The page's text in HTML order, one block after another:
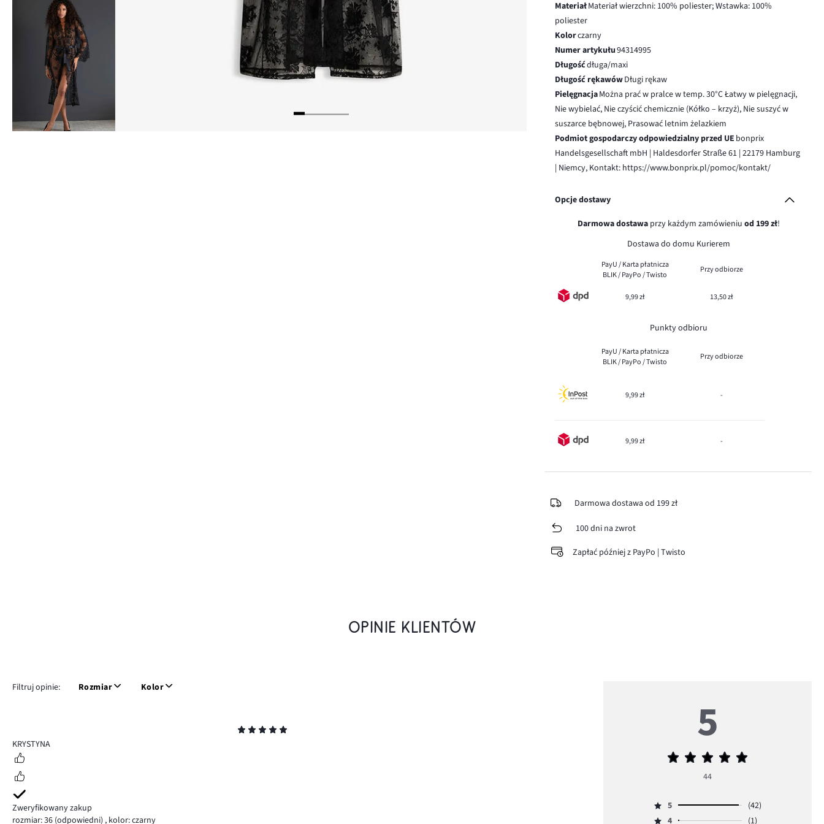
MateriałMateriał wierzchni: 100% poliester; Wstawka: 100%
poliester
Kolorczarny
Numer artykułu94314995
Długośćdługa/maxi
Długość rękawówDługi rękaw
PielęgnacjaMożna prać w pralce w temp. 30°C Łatwy w pielęgnacji,
Nie wybielać, Nie czyścić chemicznie (Kółko – krzyż), Nie suszyć w
suszarce bębnowej, Prasować letnim żelazkiem
Podmiot gospodarczy odpowiedzialny przed UE bonprix
Handelsgesellschaft mbH | Haldesdorfer Straße 61 | 22179 Hamburg
| Niemcy, Kontakt: https://www.bonprix.pl/pomoc/kontakt/
Opcje dostawy
Darmowa dostawaprzy każdym zamówieniu od 199 zł!
Dostawa do domu Kurierem
PayU / Karta płatnicza
BLIK / PayPo / Twisto
Przy odbiorze
9,99 zł 13,50 zł
Punkty odbioru
PayU / Karta płatnicza
BLIK / PayPo / Twisto
Przy odbiorze
9,99 zł -
9,99 zł -
Darmowa dostawa od 199 zł
100 dni na zwrot
Zapłać później z PayPo | Twisto
OPINIE KLIENTÓW
Filtruj opinie: Rozmiar Kolor
5
KRYSTYNA
Zweryfikowany zakup
rozmiar: 36 (odpowiedni) , kolor: czarny
5
Średnia
5
44
Ocena
5
(42)
4
(1)